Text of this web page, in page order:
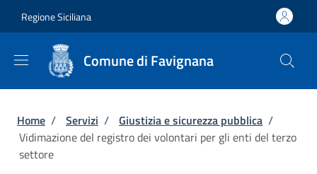
Regione Siciliana
Comune di Favignana
Briciole di pane
Home / Servizi / Giustizia e sicurezza pubblica /
Vidimazione del registro dei volontari per gli enti del terzo
settore